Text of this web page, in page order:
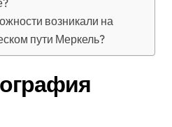
возникали на
пути Меркель?